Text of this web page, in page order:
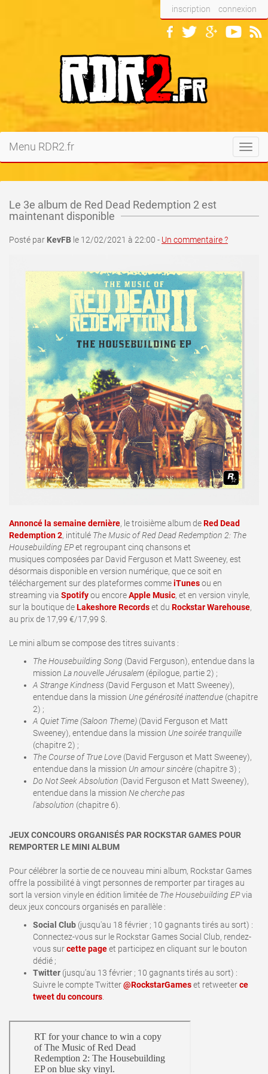
inscription connexion
Menu RDR2.fr
Le 3e album de Red Dead Redemption 2 est
maintenant disponible
Posté par KevFB le 12/02/2021 à 22:00 - Un commentaire ?
Annoncé la semaine dernière, le troisième album deRed Dead
Redemption 2, intitulé The Music of Red Dead Redemption 2: The
Housebuilding EPet regroupant cinq chansons et
musiques composées par David Ferguson et Matt Sweeney, est
désormais disponible en version numérique, que ce soit en
téléchargement sur des plateformes commeiTunesou en
streaming via Spotifyou encoreApple Music, et en version vinyle,
sur la boutique deLakeshore Recordset du Rockstar Warehouse,
au prix de 17,99 €/17,99 $.
Le mini album se compose des titres suivants :
The Housebuilding Song (David Ferguson), entendue dans la
mission La nouvelle Jérusalem (épilogue, partie 2) ;
A Strange Kindness (David Ferguson et Matt Sweeney),
entendue dans la mission Une générosité inattendue (chapitre
2) ;
A Quiet Time (Saloon Theme) (David Ferguson et Matt
Sweeney), entendue dans la mission Une soirée tranquille
(chapitre 2) ;
The Course of True Love (David Ferguson et Matt Sweeney),
entendue dans la mission Un amour sincère (chapitre 3) ;
Do Not Seek Absolution (David Ferguson et Matt Sweeney),
entendue dans la mission Ne cherche pas
l'absolution (chapitre 6).
JEUX CONCOURS ORGANISÉS PAR ROCKSTAR GAMES POUR
REMPORTER LE MINI ALBUM
Pour célébrer la sortie de ce nouveau mini album, Rockstar Games
offre la possibilité à vingt personnes de remporter par tirages au
sort la version vinyle en édition limitée de The Housebuilding EPvia
deux jeux concours organisés en parallèle :
Social Club (jusqu'au 18 février ; 10 gagnants tirés au sort) :
Connectez-vous sur le Rockstar Games Social Club, rendez-
vous surcette pageet participez en cliquant sur le bouton
dédié ;
Twitter (jusqu'au 13 février ; 10 gagnants tirés au sort) :
Suivre le compte Twitter@RockstarGameset retweeterce
tweet du concours